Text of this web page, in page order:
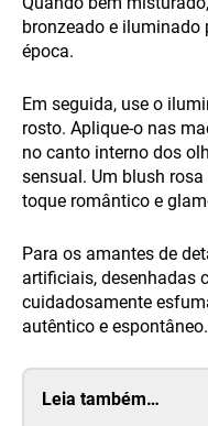
bronzeado e iluminado
época.
Em seguida, use o
rosto. Aplique-o nas
no canto interno dos
sensual. Um blush
toque romântico e
Para os amantes de
artificiais, desenhadas
cuidadosamente
autêntico e espontâneo.
Leia também…